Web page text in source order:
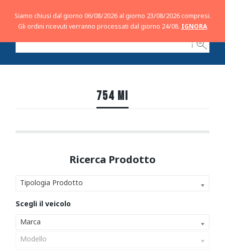
ℹ
754 MI
Tipologia Prodotto
Marca
Modello
Siamo chiusi dal giorno 06/08/2026 al giorno 23/08/2026 compresi.
Gli ordini ricevuti verranno processati dal giorno 24/08. IGNORA